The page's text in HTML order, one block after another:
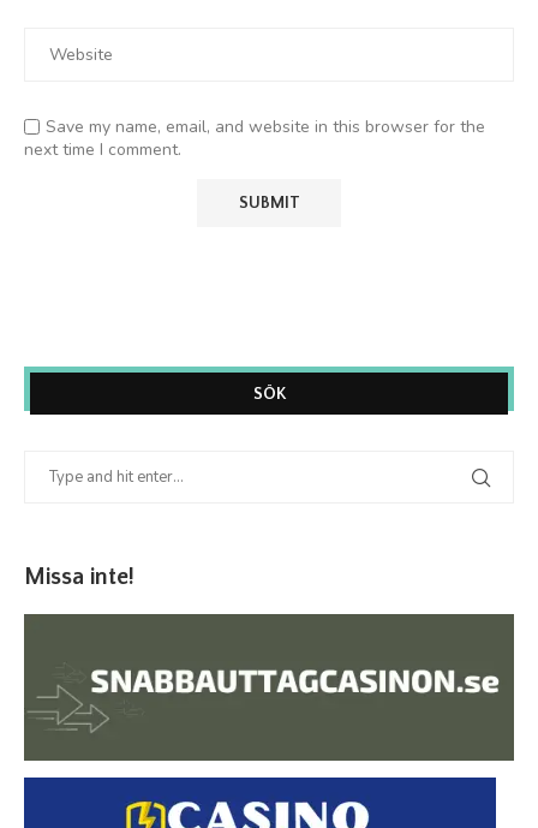
Save my name, email, and website in this browser for the
next time I comment.
SÖK
Missa inte!